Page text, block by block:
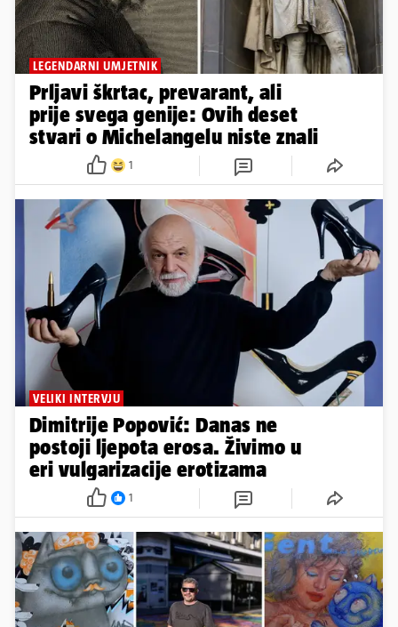
LEGENDARNI UMJETNIK
Prljavi škrtac, prevarant, ali
prije svega genije: Ovih deset
stvari o Michelangelu niste znali
1
VELIKI INTERVJU
Dimitrije Popović: Danas ne
postoji ljepota erosa. Živimo u
eri vulgarizacije erotizama
1